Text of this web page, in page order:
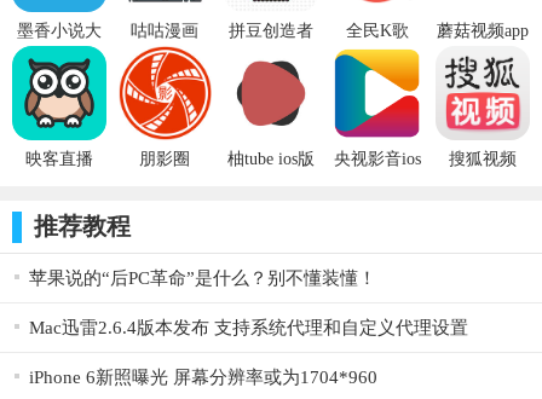
[品牌]
从5个不同的拼豆品牌中选择。 您也可以随时更改每种图案的
品牌。 Perler Artkal 5.0mm Artkal 2.6mm Hama Midi Hama Mini
[保存数据]
[拼豆列表]
[主题颜色]
从粉红色，橙色，绿色，蓝色选择应用程序的主题颜色。 您
墨香小说大
咕咕漫画
拼豆创造者
全民K歌
iphone/ipad
版下载
蘑菇视频app
映客直播
朋影圈 柚tube ios版
央视影音ios
搜狐视频
推荐教程
苹果说的“后PC革命”是什么？别不懂装懂！
Mac迅雷2.6.4版本发布 支持系统代理和自定义代理设置
iPhone 6新照曝光 屏幕分辨率或为1704*960